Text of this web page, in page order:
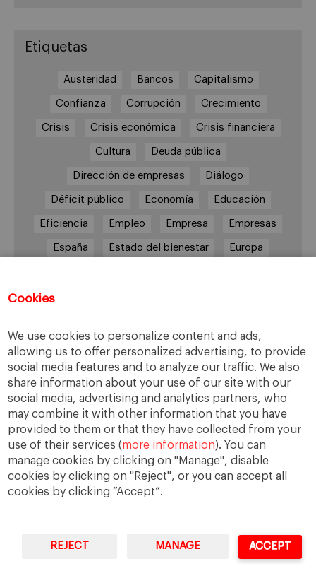
Cookies
We use cookies to personalize content and ads,
allowing us to offer personalized advertising, to provide
social media features and to analyze our traffic. We also
share information about your use of our site with our
social media, advertising and analytics partners, who
may combine it with other information that you have
provided to them or that they have collected from your
use of their services (more information). You can
manage cookies by clicking on "Manage", disable
cookies by clicking on "Reject", or you can accept all
cookies by clicking “Accept”.
REJECT MANAGE ACCEPT
Etiquetas
Austeridad Bancos Capitalismo
Confianza Corrupción Crecimiento
Crisis Crisis económica Crisis financiera
Cultura Deuda pública
Dirección de empresas Diálogo
Déficit público Economía Educación
Eficiencia Empleo Empresa Empresas
España Estado del bienestar Europa
Responsabilidad social RSC
Sindicatos Sistema financiero Sociedad
Sostenibilidad Trabajo Valores Virtudes
Ética Ética de la empresa
University of Navarra